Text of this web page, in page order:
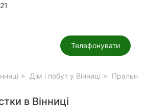
Телефонувати
Дім і побут у Вінниці Пральні,
в Вінниці